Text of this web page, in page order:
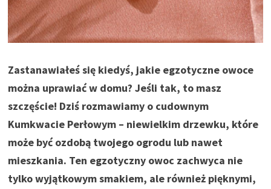
Zastanawiałeś się kiedyś, jakie egzotyczne owoce
można uprawiać w domu? Jeśli tak, to masz
szczęście! Dziś rozmawiamy o cudownym
Kumkwacie Perłowym – niewielkim drzewku, które
może być ozdobą twojego ogrodu lub nawet
mieszkania. Ten egzotyczny owoc zachwyca nie
tylko wyjątkowym smakiem, ale również pięknymi,